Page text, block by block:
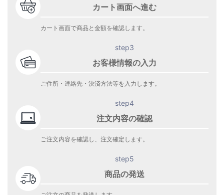
カート画面へ進む
カート画面で商品と金額を確認します。
step3
お客様情報の入力
ご住所・連絡先・決済方法等を入力します。
step4
注文内容の確認
ご注文内容を確認し、注文確定します。
step5
商品の発送